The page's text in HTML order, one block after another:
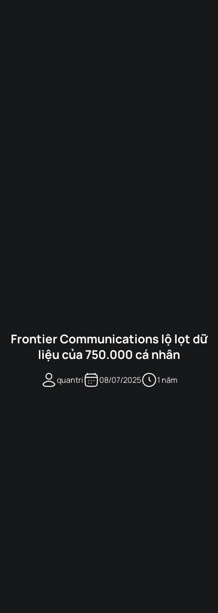
Frontier Communications lộ lọt dữ
liệu của 750.000 cá nhân
quantri 08/07/2025 1 năm